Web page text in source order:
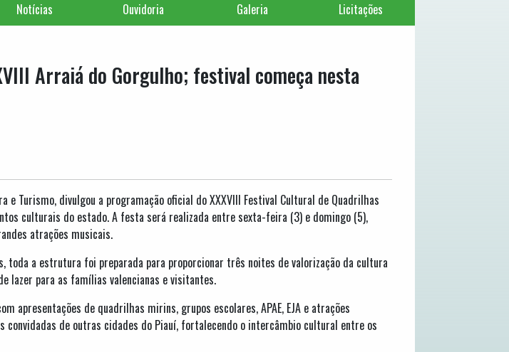
Notícias Ouvidoria Galeria
Licitações
Arraiá do Gorgulho; festival começa nesta
Turismo, divulgou a programação oficial do XXXVIII Festival Cultural de Quadrilhas
culturais do estado. A festa será realizada entre sexta-feira (3) e domingo (5),
atrações musicais.
toda a estrutura foi preparada para proporcionar três noites de valorização da cultura
lazer para as famílias valencianas e visitantes.
de quadrilhas mirins, grupos escolares, APAE, EJA e atrações
de outras cidades do Piauí, fortalecendo o intercâmbio cultural entre os